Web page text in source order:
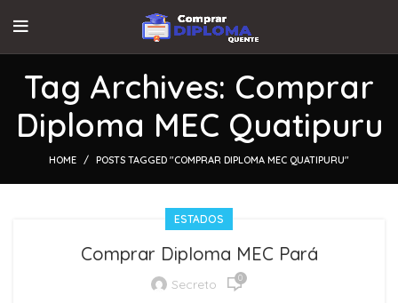
Tag Archives: Comprar
Diploma MEC Quatipuru
HOME POSTS TAGGED "COMPRAR DIPLOMA MEC QUATIPURU"
ESTADOS
Comprar Diploma MEC Pará
Secreto 0